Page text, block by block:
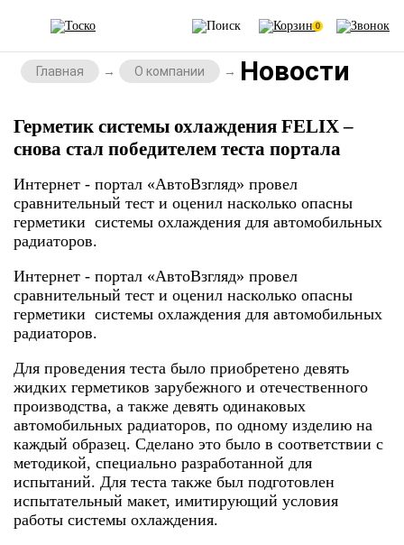
0
Главная О компании Новости
Герметик системы охлаждения FELIX –
снова стал победителем теста портала
Интернет - портал «АвтоВзгляд» провел
сравнительный тест и оценил насколько опасны
герметики системы охлаждения для автомобильных
радиаторов.
Интернет - портал «АвтоВзгляд» провел
сравнительный тест и оценил насколько опасны
герметики системы охлаждения для автомобильных
радиаторов.
Для проведения теста было приобретено девять
жидких герметиков зарубежного и отечественного
производства, а также девять одинаковых
автомобильных радиаторов, по одному изделию на
каждый образец. Сделано это было в соответствии с
методикой, специально разработанной для
испытаний. Для теста также был подготовлен
испытательный макет, имитирующий условия
работы системы охлаждения.